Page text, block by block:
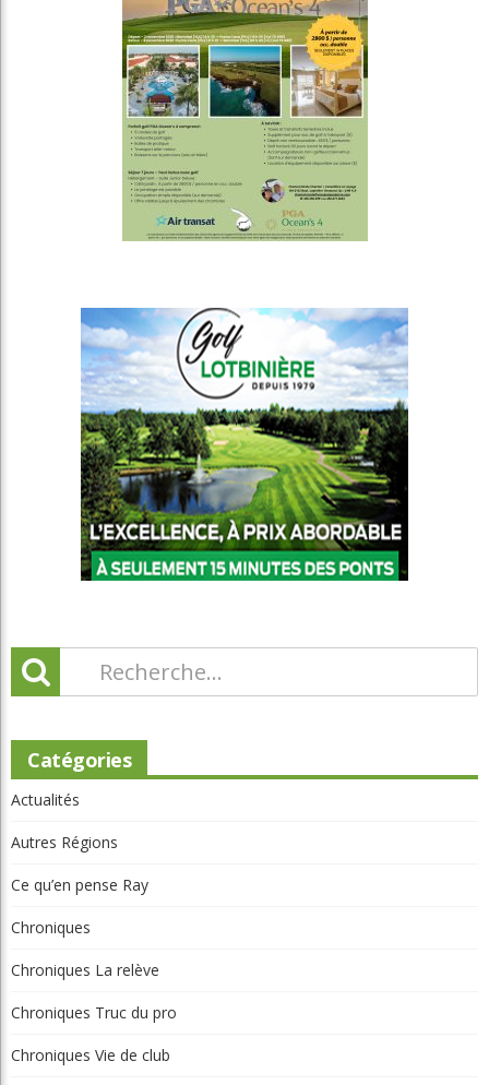
Catégories
Actualités
Autres Régions
Ce qu’en pense Ray
Chroniques
Chroniques La relève
Chroniques Truc du pro